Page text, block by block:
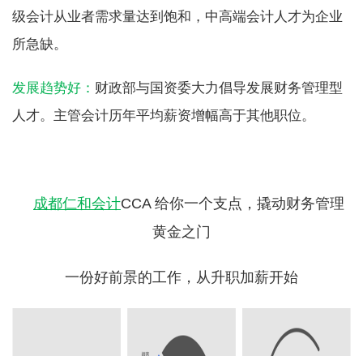
级会计从业者需求量达到饱和，中高端会计人才为企业
所急缺。
发展趋势好： 财政部与国资委大力倡导发展财务管理型
人才。主管会计历年平均薪资增幅高于其他职位。
成都仁和会计CCA 给你一个支点，撬动财务管理
黄金之门
一份好前景的工作，从升职加薪开始